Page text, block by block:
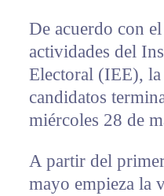
De acuerdo con
actividades del
Electoral (IEE), la
candidatos
miércoles 28 de
A partir del
mayo empieza la